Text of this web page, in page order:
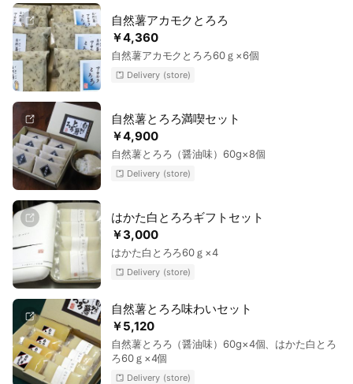
￥4,360
自然薯アカモクとろろ
自然薯アカモクとろろ60ｇ×6個
Delivery (store)
￥4,900
自然薯とろろ満喫セット
自然薯とろろ（醤油味）60g×8個
Delivery (store)
￥3,000
はかた白とろろギフトセット
はかた白とろろ60ｇ×4
Delivery (store)
￥5,120
自然薯とろろ味わいセット
自然薯とろろ（醤油味）60g×4個、はかた白とろ
ろ60ｇ×4個
Delivery (store)